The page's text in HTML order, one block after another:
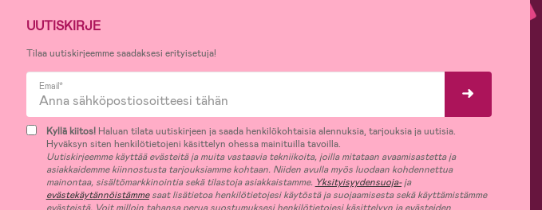
UUTISKIRJE
Tilaa uutiskirjeemme saadaksesi erityisetuja!
Email*
Kyllä kiitos!Haluan tilata uutiskirjeen ja saada henkilökohtaisia alennuksia, tarjouksia ja uutisia.
Hyväksyn siten henkilötietojeni käsittelyn ohessa mainituilla tavoilla.
Uutiskirjeemme käyttää evästeitä ja muita vastaavia tekniikoita, joilla mitataan avaamisastetta ja
asiakkaidemme kiinnostusta tarjouksiamme kohtaan. Niiden avulla myös luodaan kohdennettua
mainontaa, sisältömarkkinointia sekä tilastoja asiakkaistamme. Yksityisyydensuoja-ja
evästekäytännöistämmesaat lisätietoa henkilötietojesi käytöstä ja suojaamisesta sekä käyttämistämme